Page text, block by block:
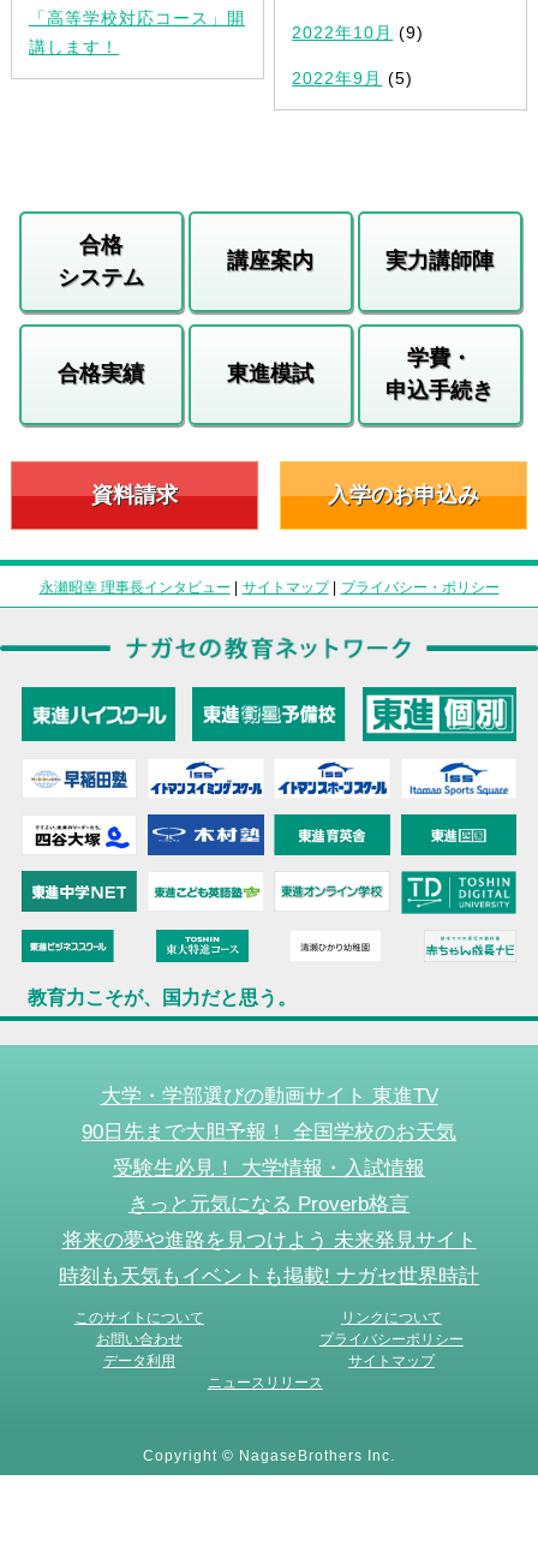
「高等学校対応コース」開
講します！
2022年10月 (9)
2022年9月 (5)
合格
システム
講座案内 実力講師陣
合格実績 東進模試
学費・
申込手続き
資料請求 入学のお申込み
永瀬昭幸 理事長インタビュー | サイトマップ| プライバシー・ポリシー
教育力こそが、国力だと思う。
大学・学部選びの動画サイト 東進TV
90日先まで大胆予報！ 全国学校のお天気
受験生必見！ 大学情報・入試情報
きっと元気になる Proverb格言
将来の夢や進路を見つけよう 未来発見サイト
時刻も天気もイベントも掲載! ナガセ世界時計
このサイトについて
リンクについて
お問い合わせ
プライバシーポリシー
データ利用
サイトマップ
ニュースリリース
Copyright © NagaseBrothers Inc.